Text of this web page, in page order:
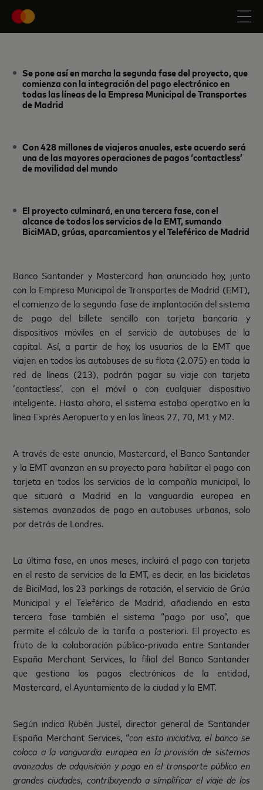
Se pone así en marcha la segunda fase del proyecto, que
comienza con la integración del pago electrónico en
todas las líneas de la Empresa Municipal de Transportes
de Madrid
Con 428 millones de viajeros anuales, este acuerdo será
una de las mayores operaciones de pagos ‘contactless’
de movilidad del mundo
El proyecto culminará, en una tercera fase, con el
alcance de todos los servicios de la EMT, sumando
BiciMAD, grúas, aparcamientos y el Teleférico de Madrid
Banco Santander y Mastercard han anunciado hoy, junto
con la Empresa Municipal de Transportes de Madrid (EMT),
el comienzo de la segunda fase de implantación del sistema
de pago del billete sencillo con tarjeta bancaria y
dispositivos móviles en el servicio de autobuses de la
capital. Así, a partir de hoy, los usuarios de la EMT que
viajen en todos los autobuses de su flota (2.075) en toda la
red de líneas (213), podrán pagar su viaje con tarjeta
‘contactless’, con el móvil o con cualquier dispositivo
inteligente. Hasta ahora, el sistema estaba operativo en la
línea Exprés Aeropuerto y en las líneas 27, 70, M1 y M2.
A través de este anuncio, Mastercard, el Banco Santander
y la EMT avanzan en su proyecto para habilitar el pago con
tarjeta en todos los servicios de la compañía municipal, lo
que situará a Madrid en la vanguardia europea en
sistemas avanzados de pago en autobuses urbanos, solo
por detrás de Londres.
La última fase, en unos meses, incluirá el pago con tarjeta
en el resto de servicios de la EMT, es decir, en las bicicletas
de BiciMad, los 23 parkings de rotación, el servicio de Grúa
Municipal y el Teleférico de Madrid, añadiendo en esta
tercera fase también el sistema “pago por uso”, que
permite el cálculo de la tarifa a posteriori. El proyecto es
fruto de la colaboración público-privada entre Santander
España Merchant Services, la filial del Banco Santander
que gestiona los pagos electrónicos de la entidad,
Mastercard, el Ayuntamiento de la ciudad y la EMT.
Según indica Rubén Justel, director general de Santander
España Merchant Services, “con esta iniciativa, el banco se
coloca a la vanguardia europea en la provisión de sistemas
avanzados de adquisición y pago en el transporte público en
grandes ciudades, contribuyendo a simplificar el viaje de los